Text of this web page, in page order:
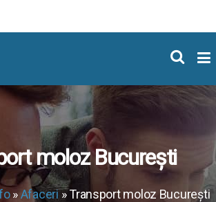
moloz București
»Afaceri» Transport moloz București